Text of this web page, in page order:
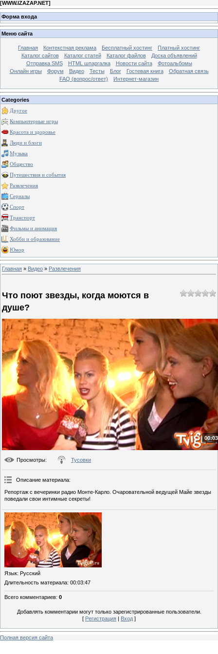
[WWW.IZAZAP.NET]
Форма входа
Меню сайта
Главная Контекстная реклама Бесплатный хостинг
Платный хостинг
Каталог сайтов
Каталог статей Каталог файлов
Доска объявлений
Отправка SMS
HTML шпаргалка Новости сайта
Фотоальбомы
Онлайн игры
Форум Видео Тесты Блог Гостевая книга
Обратная связь
FAQ (вопрос/ответ)
Интернет-магазин
Categories
Другое
Компьютерные игры
Красота и здоровье
Люди и блоги
Музыка
Общество
Путешествия и события
Развлечения
Сериалы
Спорт
Транспорт
Фильмы и анимация
Хобби и образование
Юмор
Главная » Видео » Развлечения
Что поют звезды, когда моются в
душе?
Просмотры: Тусовки
Описание материала:
Репортаж с вечеринки радио Монте-Карло. Очаровательной ведущей Майе звезды
поведали свои интимные секреты!
Язык: Русский
Длительность материала: 00:03:47
Всего комментариев: 0
Добавлять комментарии могут только зарегистрированные пользователи.
[ Регистрация | Вход ]
Полная версия сайта